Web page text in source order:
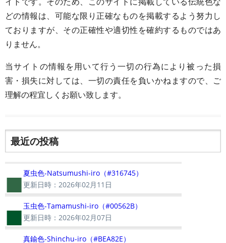
どの情報は、可能な限り正確なものを掲載するよう努力し
ておりますが、その正確性や適切性を確約するものではあ
りません。
当サイトの情報を用いて行う一切の行為により被った損
害・損失に対しては、一切の責任を負いかねますので、ご
理解の程宜しくお願い致します。
最近の投稿
■夏虫色-Natsumushi-iro（#316745）
更新日時：2026年02月11日
■玉虫色-Tamamushi-iro（#00562B）
更新日時：2026年02月07日
真鍮色-Shinchu-iro（#BEA82E）